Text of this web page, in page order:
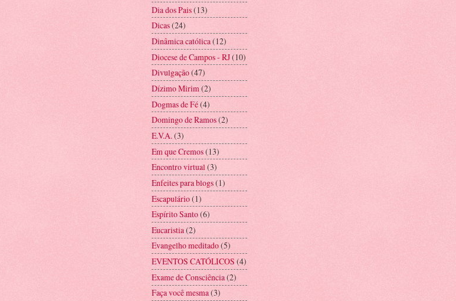
Dia dos Pais(13)
Dicas(24)
Dinâmica católica(12)
Diocese de Campos - RJ(10)
Divulgação(47)
Dízimo Mirim(2)
Dogmas de Fé(4)
Domingo de Ramos(2)
E.V.A.(3)
Em que Cremos(13)
Encontro virtual(3)
Enfeites para blogs(1)
Escapulário(1)
Espírito Santo(6)
Eucaristia(2)
Evangelho meditado(5)
EVENTOS CATÓLICOS (4)
Exame de Consciência(2)
Faça você mesma(3)